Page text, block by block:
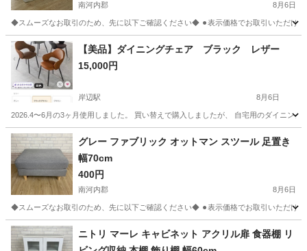
南河内郡 8月6日
◆スムーズなお取引のため、先に以下ご確認ください◆ ⚫︎表示価格でお取引いただけ
大阪 南河内郡 ベッド
【美品】ダイニングチェア ブラック レザー
15,000円
岸辺駅 8月6日
2026.4〜6月の3ヶ月使用しました。 買い替えで購入しましたが、 自宅用のダイニン
大阪 吹田市 岸辺駅 椅子 ダイニング
グレー ファブリック オットマン スツール 足置き
幅70cm
400円
南河内郡 8月6日
◆スムーズなお取引のため、先に以下ご確認ください◆ ⚫︎表示価格でお取引いただけ
大阪 南河内郡 ソファ
ニトリ マーレ キャビネット アクリル扉 食器棚 リ